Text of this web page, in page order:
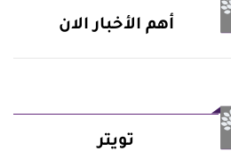
أهم الأخبار الان
تويتر